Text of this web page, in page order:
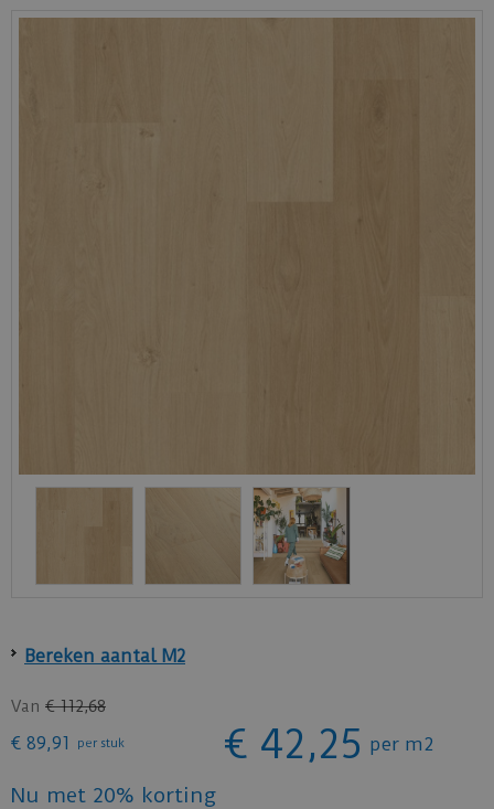
Bereken aantal M2
Van € 112,68
€ 89,91 per stuk € 42,25 per m2
Nu met 20% korting